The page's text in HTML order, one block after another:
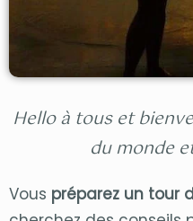
Hello à tous et
du monde
Vous préparez un tour